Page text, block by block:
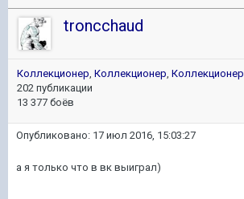
troncchaud
Коллекционер, Коллекционер, Коллекционер
202 публикации
13 377 боёв
Опубликовано: 17 июл 2016, 15:03:27
а я только что в вк выиграл)